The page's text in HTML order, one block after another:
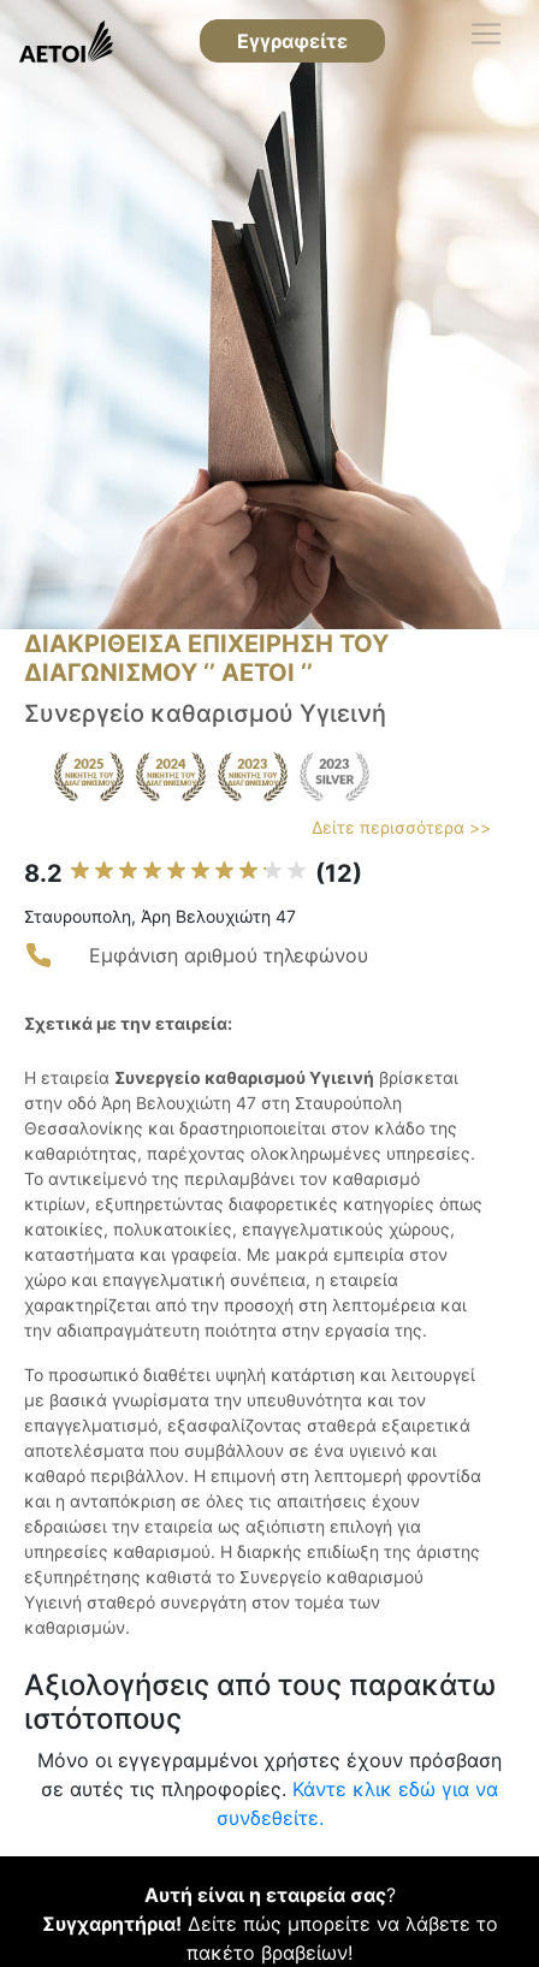
Εγγραφείτε
ΔΙΑΚΡΙΘΕΙΣΑ ΕΠΙΧΕΙΡΗΣΗ ΤΟΥ
ΔΙΑΓΩΝΙΣΜΟΥ ‘’ ΑΕΤΟΙ ‘’
Συνεργείο καθαρισμού Υγιεινή
Δείτε περισσότερα >>
8.2 (12)
Σταυρουπολη, Άρη Βελουχιώτη 47
Εμφάνιση αριθμού τηλεφώνου
Σχετικά με την εταιρεία:
Η εταιρεία Συνεργείο καθαρισμού Υγιεινή βρίσκεται
στην οδό Άρη Βελουχιώτη 47 στη Σταυρούπολη
Θεσσαλονίκης και δραστηριοποιείται στον κλάδο της
καθαριότητας, παρέχοντας ολοκληρωμένες υπηρεσίες.
Το αντικείμενό της περιλαμβάνει τον καθαρισμό
κτιρίων, εξυπηρετώντας διαφορετικές κατηγορίες όπως
κατοικίες, πολυκατοικίες, επαγγελματικούς χώρους,
καταστήματα και γραφεία. Με μακρά εμπειρία στον
χώρο και επαγγελματική συνέπεια, η εταιρεία
χαρακτηρίζεται από την προσοχή στη λεπτομέρεια και
την αδιαπραγμάτευτη ποιότητα στην εργασία της.
Το προσωπικό διαθέτει υψηλή κατάρτιση και λειτουργεί
με βασικά γνωρίσματα την υπευθυνότητα και τον
επαγγελματισμό, εξασφαλίζοντας σταθερά εξαιρετικά
αποτελέσματα που συμβάλλουν σε ένα υγιεινό και
καθαρό περιβάλλον. Η επιμονή στη λεπτομερή φροντίδα
και η ανταπόκριση σε όλες τις απαιτήσεις έχουν
εδραιώσει την εταιρεία ως αξιόπιστη επιλογή για
υπηρεσίες καθαρισμού. Η διαρκής επιδίωξη της άριστης
εξυπηρέτησης καθιστά το Συνεργείο καθαρισμού
Υγιεινή σταθερό συνεργάτη στον τομέα των
καθαρισμών.
Αξιολογήσεις από τους παρακάτω
ιστότοπους
Μόνο οι εγγεγραμμένοι χρήστες έχουν πρόσβαση
σε αυτές τις πληροφορίες. Κάντε κλικ εδώ για να
συνδεθείτε.
Αυτή είναι η εταιρεία σας?
Συγχαρητήρια! Δείτε πώς μπορείτε να λάβετε το
πακέτο βραβείων!